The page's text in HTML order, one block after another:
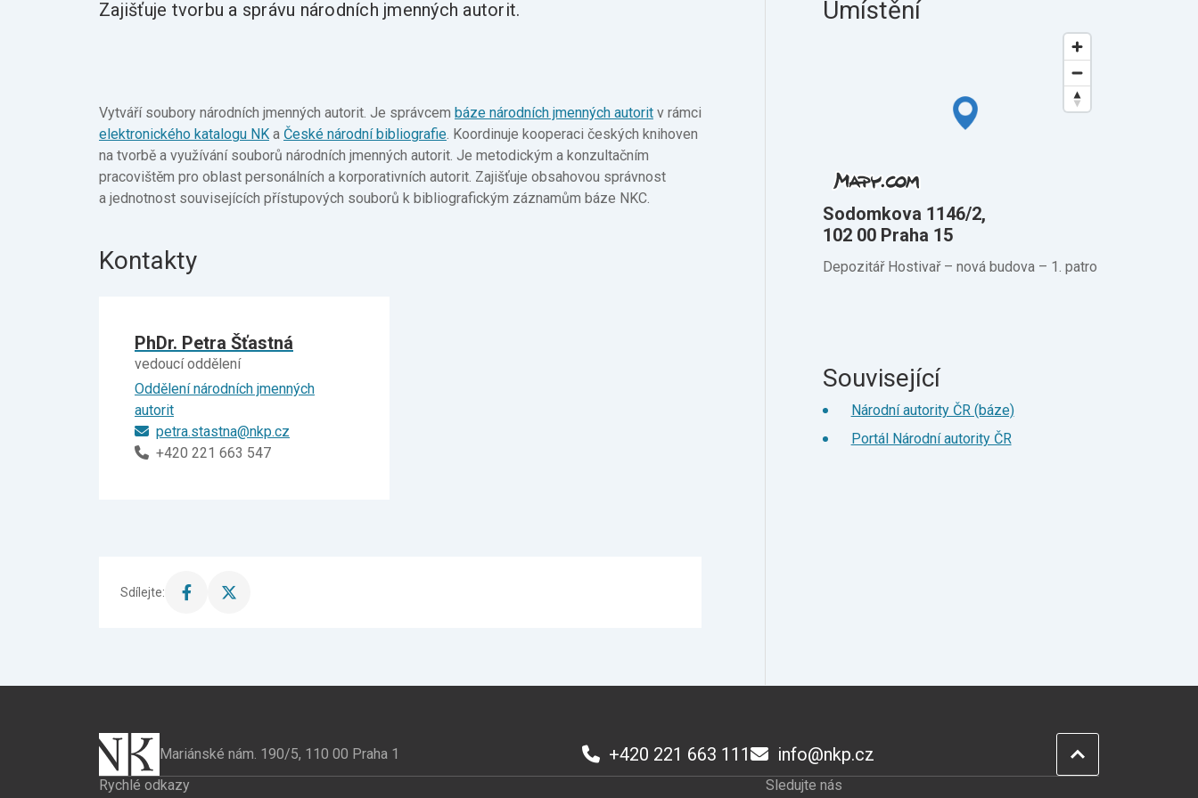
Umístění
Sodomkova 1146/2,
102 00 Praha 15
Depozitář Hostivař –⁠ nová budova –⁠ 1. patro
Zajišťuje tvorbu a správu národních jmenných autorit.
Vytváří soubory národních jmenných autorit. Je správcem báze národních jmenných autorit v rámci
elektronického katalogu NK a České národní bibliografie. Koordinuje kooperaci českých knihoven
na tvorbě a využívání souborů národních jmenných autorit. Je metodickým a konzultačním
pracovištěm pro oblast personálních a korporativních autorit. Zajišťuje obsahovou správnost
a jednotnost souvisejících přístupových souborů k bibliografickým záznamům báze NKC.
Kontakty
PhDr. Petra Šťastná
vedoucí oddělení
Oddělení národních jmenných
autorit
petra.stastna@nkp.cz
+420 221 663 547
Sdílejte:
Sdílet
Sdílet
Související
Národní autority ČR (báze)
Portál Národní autority ČR
Mariánské nám. 190/5, 110 00 Praha 1 +420 221 663 111 info@nkp.cz
Rychlé odkazy Sledujte nás